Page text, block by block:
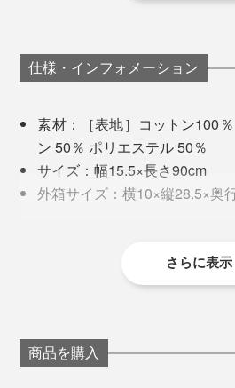
首の日除けにも
広報・玉木さんのおすすめは、
包んで持ち歩く使い方。タオル
いい具合にひえっひえ。
夏の外回り営業中、相手に会う
ダウンし、溶けかけたドリンク
乾いた状態で持ち歩き、暑さが厳しくなったら
その秘密は「ゼロクール」の繊
冷感のあるポリエチレンに水晶
イ素を練り込むことで、素早く
吸水速乾性の高いテイジンのウ
水道で水にさらしても弾いてな
多いなか、本品はあっという間
その後、硬く絞って干したところ
製品からはポタポタと水が滴りま
仕様・インフォメーション
素材：［表地］コットン100
ン 50％ ポリエステル 50％
サイズ：幅15.5×長さ90cm
外箱サイズ：横10×縦28.5×奥
＊洗濯する際はネットに入れてください
さらに表示
商品を購入